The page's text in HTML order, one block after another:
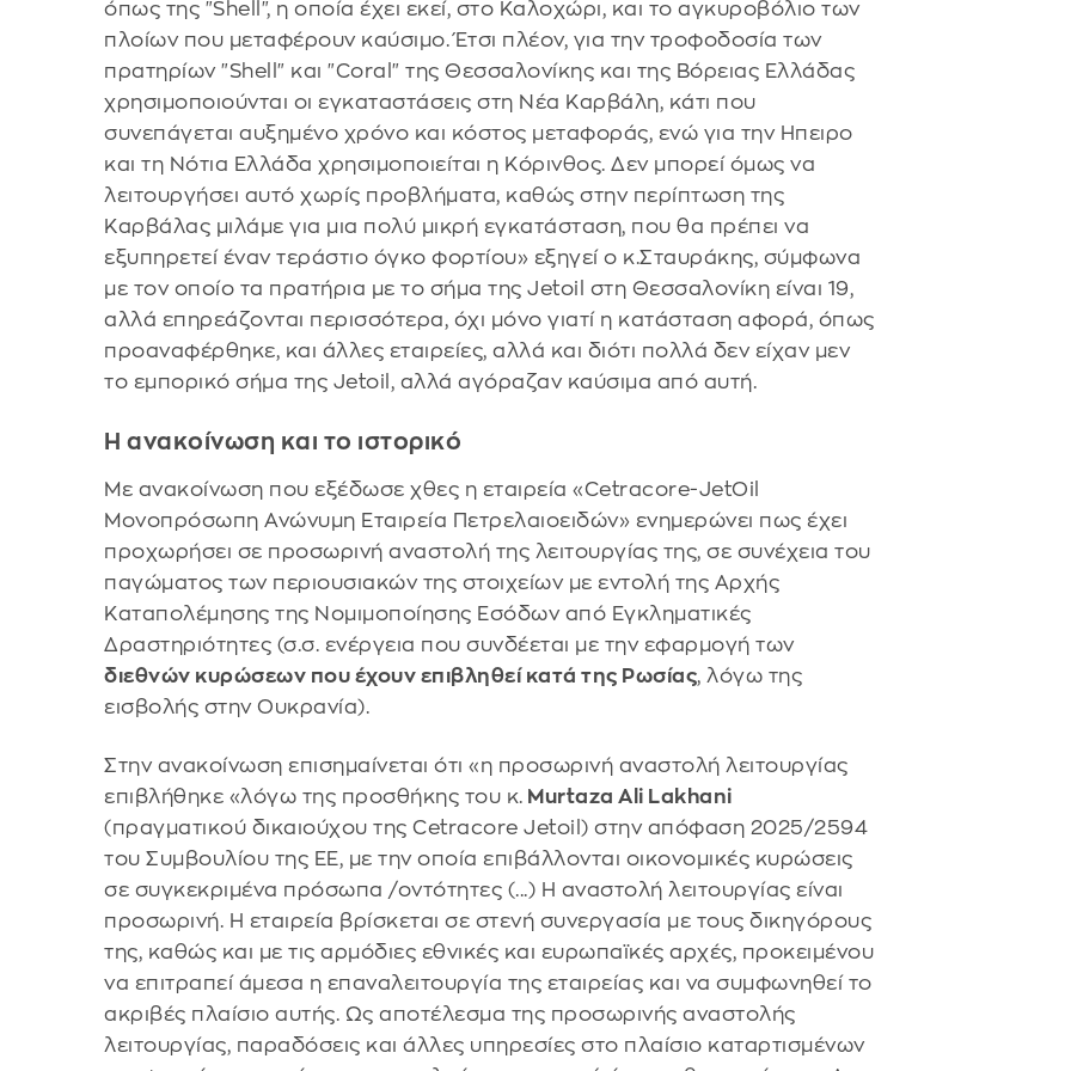
όπως της "Shell", η οποία έχει εκεί, στο Καλοχώρι, και το αγκυροβόλιο των
πλοίων που μεταφέρουν καύσιμο. Έτσι πλέον, για την τροφοδοσία των
πρατηρίων "Shell" και "Coral" της Θεσσαλονίκης και της Βόρειας Ελλάδας
χρησιμοποιούνται οι εγκαταστάσεις στη Νέα Καρβάλη, κάτι που
συνεπάγεται αυξημένο χρόνο και κόστος μεταφοράς, ενώ για την Ηπειρο
και τη Νότια Ελλάδα χρησιμοποιείται η Κόρινθος. Δεν μπορεί όμως να
λειτουργήσει αυτό χωρίς προβλήματα, καθώς στην περίπτωση της
Καρβάλας μιλάμε για μια πολύ μικρή εγκατάσταση, που θα πρέπει να
εξυπηρετεί έναν τεράστιο όγκο φορτίου» εξηγεί ο κ.Σταυράκης, σύμφωνα
με τον οποίο τα πρατήρια με το σήμα της Jetoil στη Θεσσαλονίκη είναι 19,
αλλά επηρεάζονται περισσότερα, όχι μόνο γιατί η κατάσταση αφορά, όπως
προαναφέρθηκε, και άλλες εταιρείες, αλλά και διότι πολλά δεν είχαν μεν
το εμπορικό σήμα της Jetoil, αλλά αγόραζαν καύσιμα από αυτή.
Η ανακοίνωση και το ιστορικό
Με ανακοίνωση που εξέδωσε χθες η εταιρεία «Cetracore-JetOil
Μονοπρόσωπη Ανώνυμη Εταιρεία Πετρελαιοειδών» ενημερώνει πως έχει
προχωρήσει σε προσωρινή αναστολή της λειτουργίας της, σε συνέχεια του
παγώματος των περιουσιακών της στοιχείων με εντολή της Αρχής
Καταπολέμησης της Νομιμοποίησης Εσόδων από Εγκληματικές
Δραστηριότητες (σ.σ. ενέργεια που συνδέεται με την εφαρμογή των
διεθνών κυρώσεων που έχουν επιβληθεί κατά της Ρωσίας, λόγω της
εισβολής στην Ουκρανία).
Στην ανακοίνωση επισημαίνεται ότι «η προσωρινή αναστολή λειτουργίας
επιβλήθηκε «λόγω της προσθήκης του κ. Murtaza Ali Lakhani
(πραγματικού δικαιούχου της Cetracore Jetoil) στην απόφαση 2025/2594
του Συμβουλίου της ΕΕ, με την οποία επιβάλλονται οικονομικές κυρώσεις
σε συγκεκριμένα πρόσωπα /οντότητες (...) Η αναστολή λειτουργίας είναι
προσωρινή. Η εταιρεία βρίσκεται σε στενή συνεργασία με τους δικηγόρους
της, καθώς και με τις αρμόδιες εθνικές και ευρωπαϊκές αρχές, προκειμένου
να επιτραπεί άμεσα η επαναλειτουργία της εταιρείας και να συμφωνηθεί το
ακριβές πλαίσιο αυτής. Ως αποτέλεσμα της προσωρινής αναστολής
λειτουργίας, παραδόσεις και άλλες υπηρεσίες στο πλαίσιο καταρτισμένων